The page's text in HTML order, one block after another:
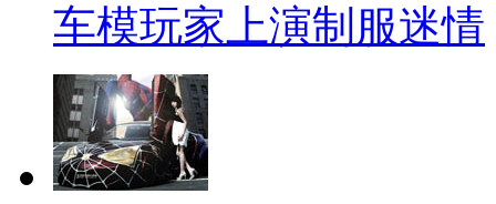
车模玩家上演制服迷情